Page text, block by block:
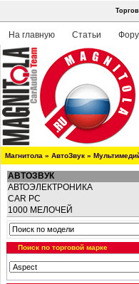
На главную Статьи
Магнитола » АвтоЗвук »
АВТОЗВУК
АВТОЭЛЕКТРОНИКА
CAR PC
1000 МЕЛОЧЕЙ
Поиск по торговой марке